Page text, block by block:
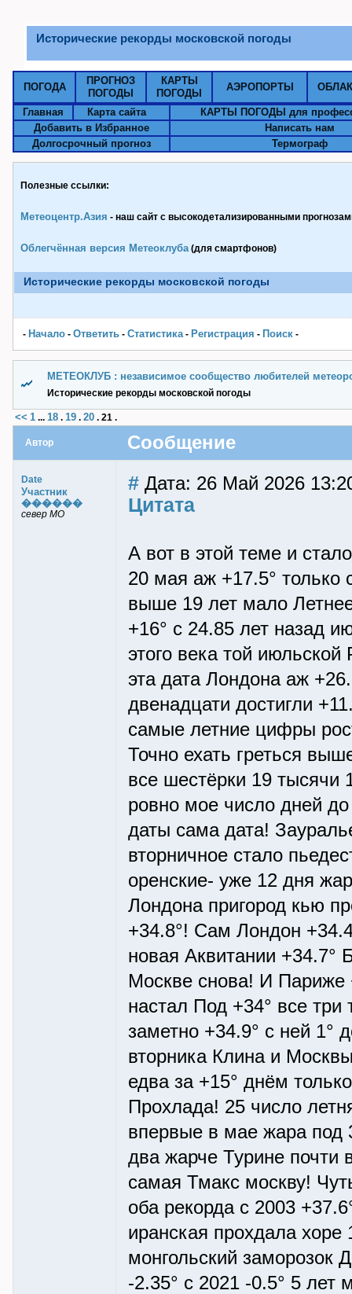
Исторические рекорды московской погоды
ПОГОДА
ПРОГНОЗ
ПОГОДЫ
КАРТЫ
ПОГОДЫ
АЭРОПОРТЫ
Главная Карта сайта
КАРТЫ ПОГОДЫ для
Добавить в Избранное
Написать нам
Долгосрочный прогноз
Термограф
Полезные ссылки:
Метеоцентр.Азия - наш сайт с высокодетализированными
Облегчённая версия Метеоклуба(для смартфонов)
Исторические рекорды московской погоды
- Начало - Ответить - Статистика- Pегистрация - Поиск -
МЕТЕОКЛУБ : независимое сообщество любителей
Исторические рекорды московской погоды
<< 1 ... 18 . 19 . 20 . 21 .
Автор Сообщение
Date
Участник
������
север МО
# Дата: 26 Май 2026
Цитата
А вот в этой теме и
20 мая аж +17.5°
выше 19 лет мало
+16° с 24.85 лет назад
этого века той
эта дата Лондона аж
двенадцати достигли
самые летние цифры
Точно ехать греться
все шестёрки 19 тысячи
ровно мое число дней
даты сама дата!
вторничное стало
оренские- уже 12 дня
Лондона пригород кью
+34.8°! Сам Лондон
новая Аквитании +34.7°
Москве снова! И Париже
настал Под +34° все
заметно +34.9° с ней 1°
вторника Клина и
едва за +15° днём
Прохлада! 25 число
впервые в мае жара под
два жарче Турине почти
самая Тмакс москву!
оба рекорда с 2003
иранская прохдала хоре
монгольский заморозок
-2.35° с 2021 -0.5° 5 лет